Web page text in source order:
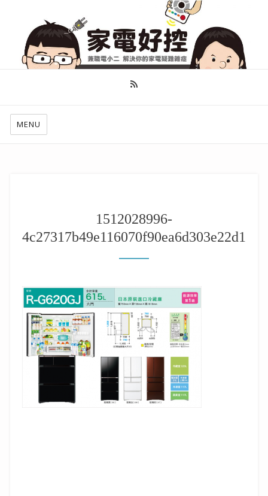
幫你做好功課，看了就知怎麼找出適合自己的家電
MENU
1512028996-
4c27317b49e116070f90ea6d303e22d1